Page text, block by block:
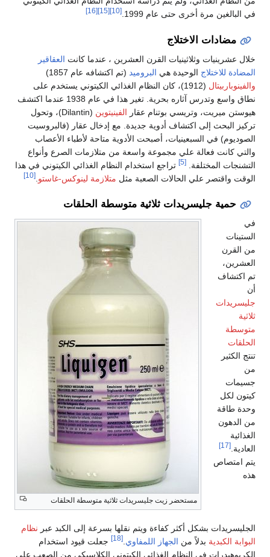
في البالغين مرة أخرى حتى عام 1999.
[10]
[15]
[16]
مضادات الاختلاج
خلال عشرينيات وثلاثينيات القرن العشرين ، عندما كانت العقاقير
المضادة للاختلاج الوحيدة هي البروميد (تم اكتشافه عام 1857)
والفينوباربيتال
(1912)، كان النظام الغذائي الكيتوني يستخدم على
نطاق واسع وتدرس آثاره بحرية. تغير هذا في عام 1938 عندما اكتشف
هيوستن ميريت، وتريسي بوتنام عقار الفينيتوين
(Dilantin)، وتحول
تركيز البحث إلى اكتشاف أدوية جديدة. مع إدخال عقار (فالبروسيت
الصوديوم) في السبعينيات، أصبحت الأدوية متاحة لأطباء الأعصاب
والتي كانت فعالة علي مجموعة واسعة من متلازمات الصرع وأنواع
التشنجات المختلفة.
[5]
تراجع استخدام النظام الغذائي الكيتوني في هذا
الوقت واقتصر علي الحالات الصعبة مثل متلازمة لينوكس-غاستو [10]
حمية جليسريدات ثلاثية متوسطة الحلقات
مستحضر زيت جليسريدات ثلاثية متوسطة الحلقات
في
الستينات
من القرن
العشرين،
تم اكتشاف
أن
جليسريدات
ثلاثية
متوسطة
الحلقات
تنتج الكثير
من
جسيمات
كيتون لكل
وحدة طاقة
من الدهون
الغذائية
العادية. [17]
يتم امتصاص
هذه
الجليسريدات بشكل أكثر كفاءة ويتم نقلها بسرعة إلى الكبد عبر نظام
البوابة الكبدية بدلاً من الجهاز اللمفاوي [18]
جعلت قيود استخدام
الكربوهيدرات في النظام الغذائي الكيتوني الكلاسيكي من الصعب على